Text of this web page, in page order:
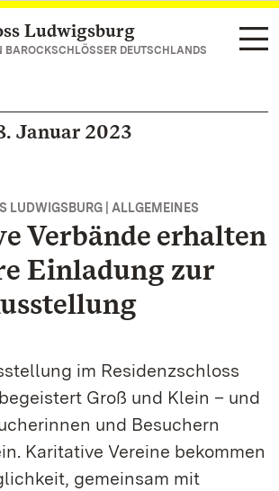
springen
Ludwigsburg
BAROCKSCHLÖSSER DEUTSCHLANDS
Januar 2023
LUDWIGSBURG | ALLGEMEINES
Verbände erhalten
Einladung zur
im Residenzschloss
Groß und Klein – und
und Besuchern
Karitative Vereine bekommen
gemeinsam mit